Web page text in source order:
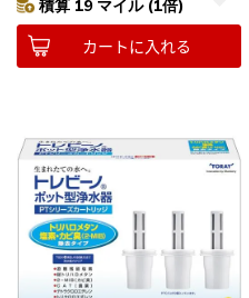
積算 19 マイル (1倍)
カートに入れる